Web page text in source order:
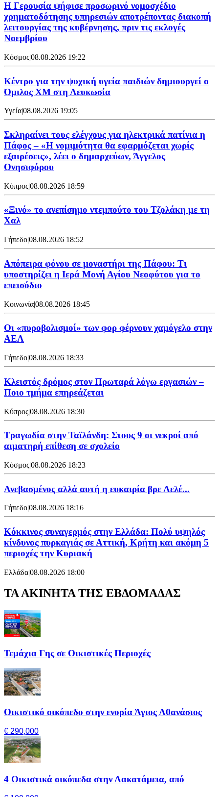
Η Γερουσία ψήφισε προσωρινό νομοσχέδιο
χρηματοδότησης υπηρεσιών αποτρέποντας διακοπή
λειτουργίας της κυβέρνησης, πριν τις εκλογές
Νοεμβρίου
Κόσμος|08.08.2026 19:22
Κέντρο για την ψυχική υγεία παιδιών δημιουργεί ο
Όμιλος XM στη Λευκωσία
Υγεία|08.08.2026 19:05
Σκληραίνει τους ελέγχους για ηλεκτρικά πατίνια η
Πάφος – «Η νομιμότητα θα εφαρμόζεται χωρίς
εξαιρέσεις», λέει ο δημαρχεύων, Άγγελος
Ονησιφόρου
Κύπρος|08.08.2026 18:59
«Ξινό» το ανεπίσημο ντεμπούτο του Τζολάκη με τη
Χαλ
Γήπεδο|08.08.2026 18:52
Απόπειρα φόνου σε μοναστήρι της Πάφου: Τι
υποστηρίζει η Ιερά Μονή Αγίου Νεοφύτου για το
επεισόδιο
Κοινωνία|08.08.2026 18:45
Οι «πυροβολισμοί» των φορ φέρνουν χαμόγελο στην
ΑΕΛ
Γήπεδο|08.08.2026 18:33
Κλειστός δρόμος στον Πρωταρά λόγω εργασιών –
Ποιο τμήμα επηρεάζεται
Κύπρος|08.08.2026 18:30
Τραγωδία στην Ταϊλάνδη: Στους 9 οι νεκροί από
αιματηρή επίθεση σε σχολείο
Κόσμος|08.08.2026 18:23
Ανεβασμένος αλλά αυτή η ευκαιρία βρε Λελέ...
Γήπεδο|08.08.2026 18:16
Κόκκινος συναγερμός στην Ελλάδα: Πολύ υψηλός
κίνδυνος πυρκαγιάς σε Αττική, Κρήτη και ακόμη 5
περιοχές την Κυριακή
Ελλάδα|08.08.2026 18:00
ΤΑ ΑΚΙΝΗΤΑ ΤΗΣ ΕΒΔΟΜΑΔΑΣ
Τεμάχια Γης σε Οικιστικές Περιοχές
Οικιστικό οικόπεδο στην ενορία Άγιος Αθανάσιος
€ 290,000
4 Οικιστικά οικόπεδα στην Λακατάμεια, από